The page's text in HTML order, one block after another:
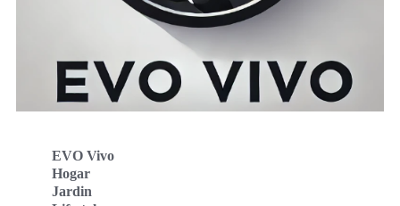
EVO Vivo
Hogar
Jardin